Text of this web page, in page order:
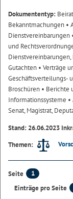
Dokumententyp:
Bekanntmachungen •
Dienstvereinbarungen
und
Gutachten • Verträge
Geschäftsverteilungs-
Broschüren • Berichte
Informationssysteme
Senat, Magistrat,
Stand: 26.06.2023
Themen:
Seite
1
Einträge pro Seite